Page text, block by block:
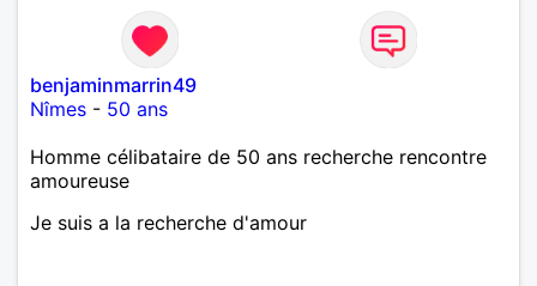
benjaminmarrin49
Nîmes - 50 ans
Homme célibataire de 50 ans recherche rencontre
amoureuse
Je suis a la recherche d'amour